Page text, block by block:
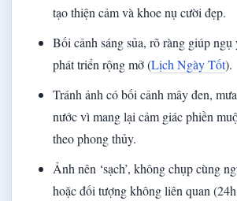
tạo thiện cảm và khoe nụ cười đẹp.
Bối cảnh sáng sủa, rõ ràng giúp
phát triển rộng mở (Lịch Ngày Tốt).
Tránh ảnh có bối cảnh mây đen,
nước vì mang lại cảm giác phiền
theo phong thủy.
Ảnh nên ‘sạch’, không chụp cùng
hoặc đối tượng không liên quan